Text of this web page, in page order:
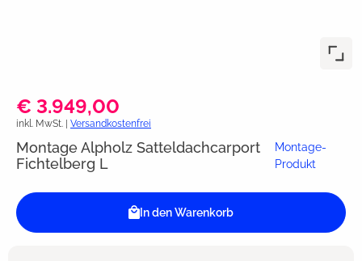
€ 3.949,00
inkl. MwSt. | Versandkostenfrei
Montage Alpholz Satteldachcarport
Fichtelberg L
Montage-
Produkt
In den Warenkorb